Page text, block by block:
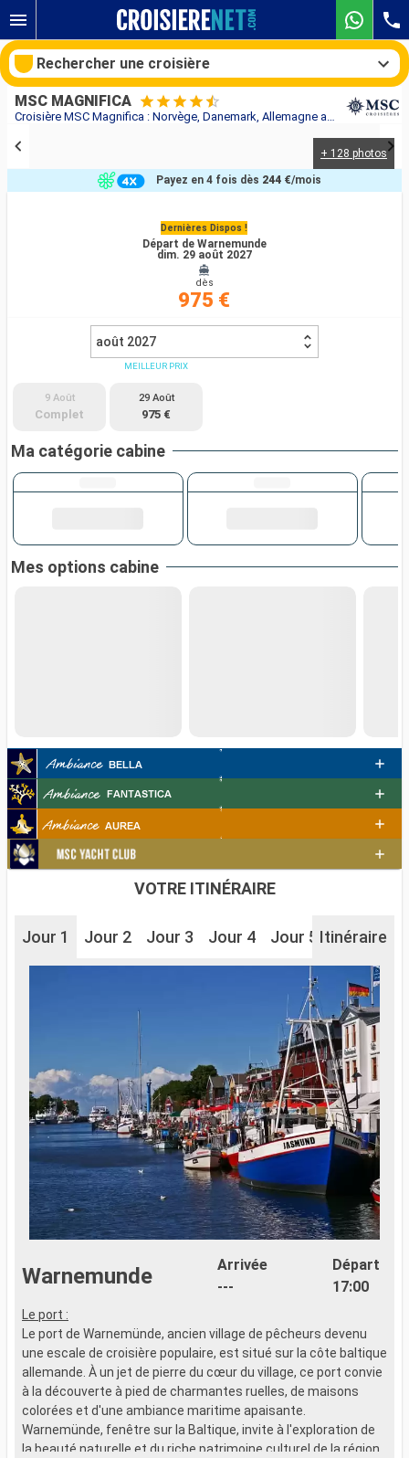
Croisière MSC Magnifica : Norvège, Danemark, Allemagne au départ de Warnemunde
MSC MAGNIFICA
+ 128 photos
Dernières Dispos !
Départ de Warnemunde
dim. 29 août 2027
dès
975 €
Payez en 4 fois dès 244 €/mois
août 2027
9 Août
Complet
MEILLEUR PRIX
29 Août
975 €
Ma catégorie cabine
Mes options cabine
VOTRE ITINÉRAIRE
Jour 1 Jour 2 Jour 3 Jour 4 Jour 5 Jour 6
Itinéraire
Warnemunde
Arrivée
---
Départ
17:00
Le port :
Le port de Warnemünde, ancien village de pêcheurs devenu
une escale de croisière populaire, est situé sur la côte baltique
allemande. À un jet de pierre du cœur du village, ce port convie
à la découverte à pied de charmantes ruelles, de maisons
colorées et d'une ambiance maritime apaisante.
Warnemünde, fenêtre sur la Baltique, invite à l'exploration de
la beauté naturelle et du riche patrimoine culturel de la région.
Rechercher une croisière
Compagnies
Rechercher